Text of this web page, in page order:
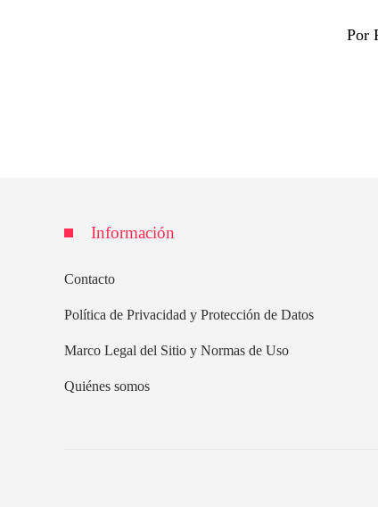
Por
Información
Contacto
Política de Privacidad y Protección de Datos
Marco Legal del Sitio y Normas de Uso
Quiénes somos